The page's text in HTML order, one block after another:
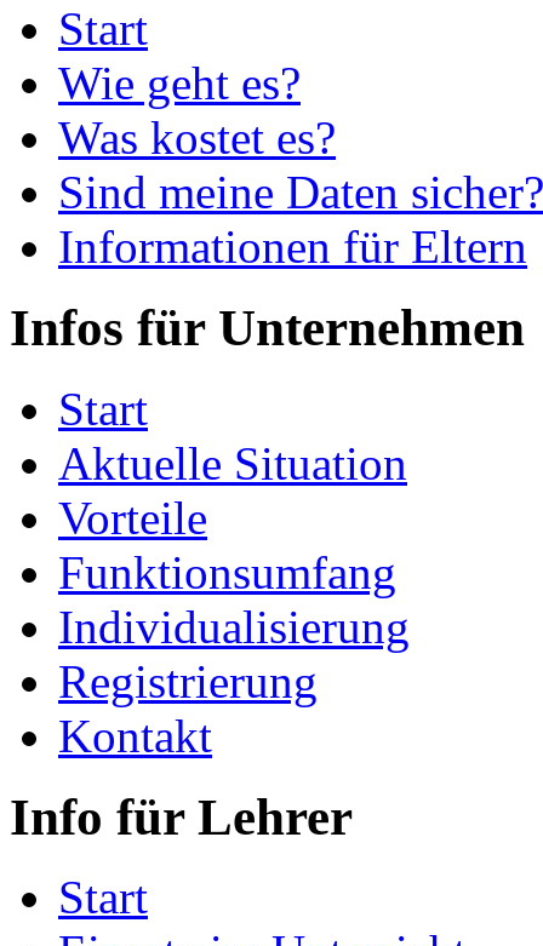
Start
Wie geht es?
Was kostet es?
Sind meine Daten sicher?
Informationen für Eltern
Infos für Unternehmen
Start
Aktuelle Situation
Vorteile
Funktionsumfang
Individualisierung
Registrierung
Kontakt
Info für Lehrer
Start